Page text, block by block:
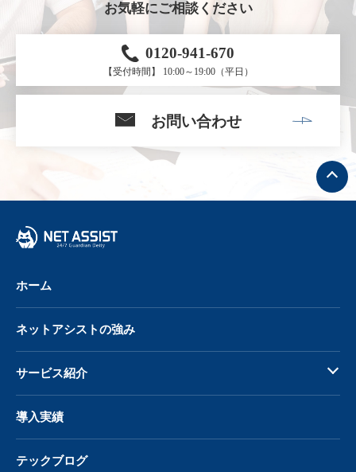
お気軽にご相談ください
0120-941-670
【受付時間】 10:00～19:00（平日）
お問い合わせ
ト
ッ
プ
へ
ホーム
ネットアシストの強み
サービス紹介
導入実績
テックブログ